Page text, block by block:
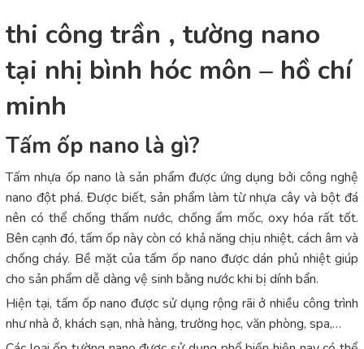
thi công trần , tường nano
tại nhị bình hóc môn – hồ chí
minh
Tấm ốp nano là gì?
Tấm nhựa ốp nano là sản phẩm được ứng dụng bởi công nghệ
nano đột phá. Được biết, sản phẩm làm từ nhựa cây và bột đá
nên có thể chống thấm nước, chống ẩm mốc, oxy hóa rất tốt.
Bên cạnh đó, tấm ốp này còn có khả năng chịu nhiệt, cách âm và
chống cháy. Bề mặt của tấm ốp nano được dán phủ nhiệt giúp
cho sản phẩm dễ dàng vệ sinh bằng nước khi bị dính bẩn.
Hiện tại, tấm ốp nano được sử dụng rộng rãi ở nhiều công trình
như nhà ở, khách sạn, nhà hàng, trường học, văn phòng, spa,…